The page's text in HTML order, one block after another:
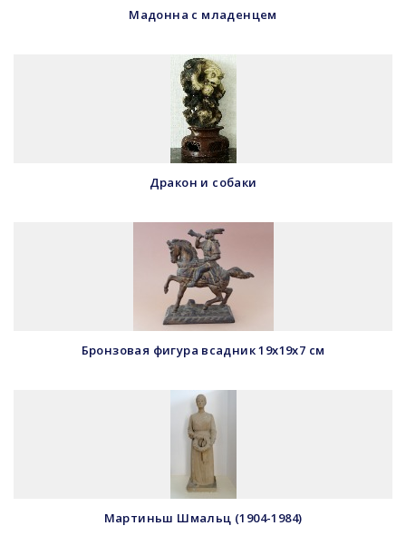
Мадонна с младенцем
Дракон и собаки
Бронзовая фигура всадник 19х19х7 см
Мартиньш Шмальц (1904-1984)